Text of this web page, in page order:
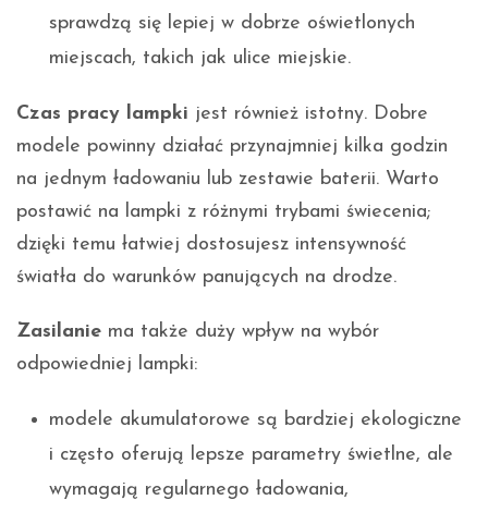
sprawdzą się lepiej w dobrze oświetlonych
miejscach, takich jak ulice miejskie.
Czas pracy lampki jest również istotny. Dobre
modele powinny działać przynajmniej kilka godzin
na jednym ładowaniu lub zestawie baterii. Warto
postawić na lampki z różnymi trybami świecenia;
dzięki temu łatwiej dostosujesz intensywność
światła do warunków panujących na drodze.
Zasilanie ma także duży wpływ na wybór
odpowiedniej lampki:
modele akumulatorowe są bardziej ekologiczne
i często oferują lepsze parametry świetlne, ale
wymagają regularnego ładowania,